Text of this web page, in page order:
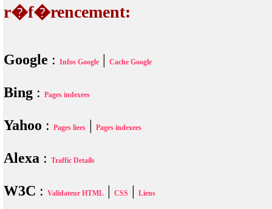
r�f�rencement:
Google : Infos Google Cache Google
Bing : Pages indexees
Yahoo : Pages liees Pages indexees
Alexa : Traffic Details
W3C : Validateur HTML CSS Liens